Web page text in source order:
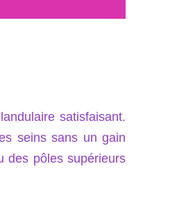
satisfaisant.
seins sans un gain
des pôles supérieurs